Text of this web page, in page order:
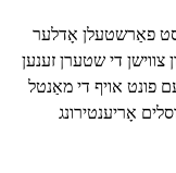
ברוסט פאַרשטעלן אָדלער
די שטערן זענען
פונט אויף די מאַנטל
אָריענטירונג